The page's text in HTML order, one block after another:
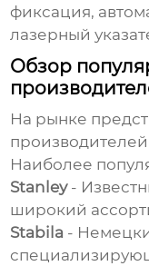
фиксация,
лазерный
Обзор
На рынке
производителей
Наиболее
Stanley-
широкий
Stabila -